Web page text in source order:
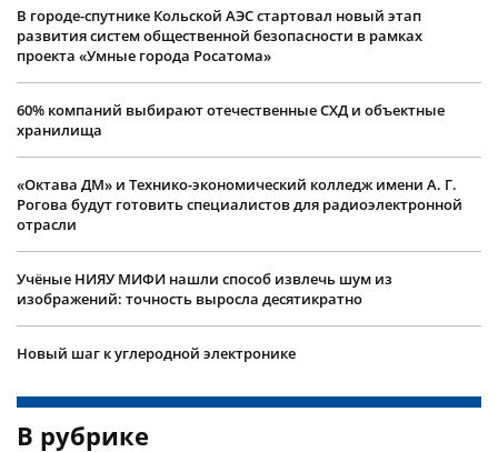
В городе-спутнике Кольской АЭС стартовал новый этап
развития систем общественной безопасности в рамках
проекта «Умные города Росатома»
60% компаний выбирают отечественные СХД и объектные
хранилища
«Октава ДМ» и Технико-экономический колледж имени А. Г.
Рогова будут готовить специалистов для радиоэлектронной
отрасли
Учëные НИЯУ МИФИ нашли способ извлечь шум из
изображений: точность выросла десятикратно
Новый шаг к углеродной электронике
В рубрике